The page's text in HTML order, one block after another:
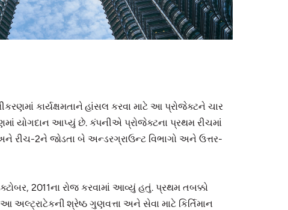
કાર્યક્ષમતાને હાંસલ કરવા માટે આ પ્રોજેક્ટને ચાર
યોગદાન આપ્યું છે. કંપનીએ પ્રોજેક્ટના પ્રથમ રીચમાં
1 અને રીચ-2ને જોડતા બે અન્ડરગ્રાઉન્ટ વિભાગો અને ઉત્તર-
2011ના રોજ કરવામાં આવ્યું હતું. પ્રથમ તબક્કો
શ્રેષ્ઠ ગુણવત્તા અને સેવા માટે કિર્તિમાન